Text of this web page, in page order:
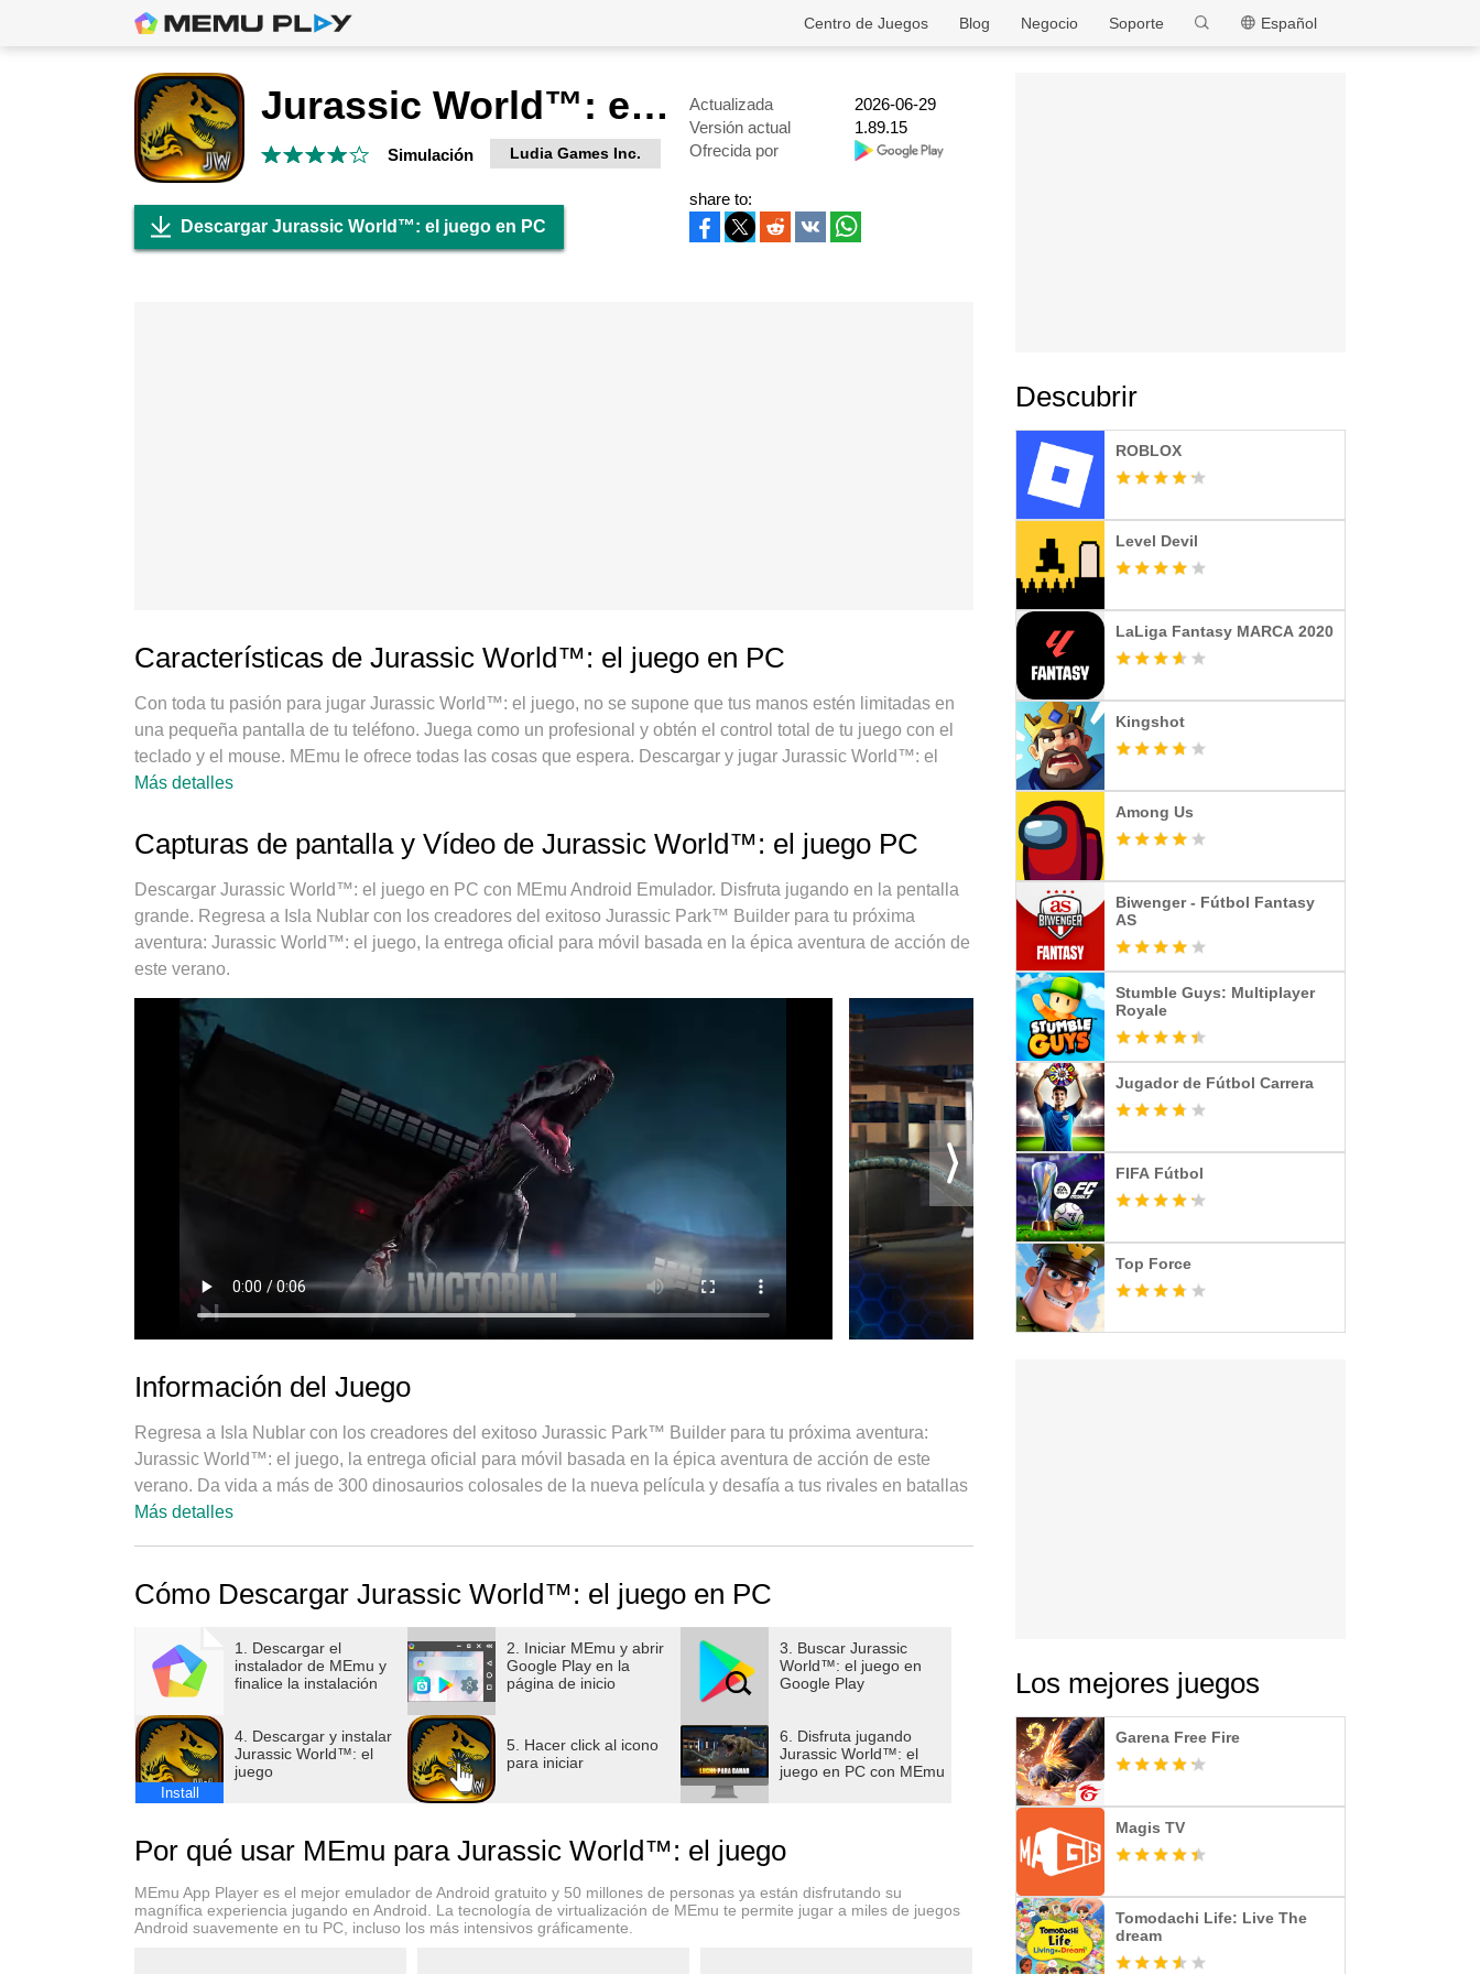
MEmu
Español
Soporte
Negocio
Blog
Centro de Juegos
Jurassic World™: el juego
Simulación Ludia Games Inc.
Actualizada
2026-06-29
Versión actual
1.89.15
Ofrecida por
Descargar Jurassic World™: el juego en PC
share to:
Características de Jurassic World™: el juego en PC
Con toda tu pasión para jugar Jurassic World™: el juego, no se supone que tus manos estén limitadas en
una pequeña pantalla de tu teléfono. Juega como un profesional y obtén el control total de tu juego con el
teclado y el mouse. MEmu le ofrece todas las cosas que espera. Descargar y jugar Jurassic World™: el
juego en PC. Juega todo el tiempo que quieras, sin más limitaciones de batería, datos móviles y llamadas
nuestra experiencia, el exquisito sistema de keymapping preestablecido convierte a Jurassic World™: el
juego en un verdadero juego de PC. Codificado con nuestra absorción, el administrador de instancias
múltiples hace posible jugar 2 o más cuentas en el mismo dispositivo. Y lo más importante, nuestro
exclusivo motor de emulación puede liberar todo el potencial de su PC, hacer que todo sea más fluido. Nos
importa no solo cómo juegas, sino también todo el proceso de disfrutar de la felicidad de los juegos.
Más detalles
Capturas de pantalla y Vídeo de Jurassic World™: el juego PC
Descargar Jurassic World™: el juego en PC con MEmu Android Emulador. Disfruta jugando en la pentalla
grande. Regresa a Isla Nublar con los creadores del exitoso Jurassic Park™ Builder para tu próxima
aventura: Jurassic World™: el juego, la entrega oficial para móvil basada en la épica aventura de acción de
este verano.
Información del Juego
Regresa a Isla Nublar con los creadores del exitoso Jurassic Park™ Builder para tu próxima aventura:
Jurassic World™: el juego, la entrega oficial para móvil basada en la épica aventura de acción de este
verano. Da vida a más de 300 dinosaurios colosales de la nueva película y desafía a tus rivales en batallas
que harán temblar la tierra. Construye el parque temático del mañana en esta experiencia de creación y
Para construir un equipo de campo de batalla ganador tendrás que diseñar el parque más eficiente y
de dinosaurios adquiriendo paquetes de cartas repletos de sorpresas. Únete a Owen, Claire y tus
personajes favoritos de la película ya que, a diario, alimentarás y mejorarás genéticamente a tus
dinosaurios. Ahora que el parque está abierto, ¡es hora de crear tu propio Jurassic World™!
En Jurassic World™: el juego podrás:
- ¡Desafía las leyes de la ciencia a medida que REÚNES, ECLOSIONAS Y EVOLUCIONAS más de 300
- CONSTRUYE Y MEJORA edificios emblemáticos y paisajes exuberantes inspirados en la película.
- ¡INTERACTÚA con los personajes de la película mientras exploras nuevas y emocionantes tramas y
misiones desafiantes!
Más detalles
Cómo Descargar Jurassic World™: el juego en PC
1. Descargar el
instalador de MEmu y
finalice la instalación
2. Iniciar MEmu y abrir
Google Play en la
página de inicio
3. Buscar Jurassic
World™: el juego en
Google Play
Install
4. Descargar y instalar
Jurassic World™: el
juego
5. Hacer click al icono
para iniciar
6. Disfruta jugando
Jurassic World™: el
juego en PC con MEmu
Por qué usar MEmu para Jurassic World™: el juego
MEmu App Player es el mejor emulador de Android gratuito y 50 millones de personas ya están disfrutando su
magnífica experiencia jugando en Android. La tecnología de virtualización de MEmu te permite jugar a miles de juegos
Android suavemente en tu PC, incluso los más intensivos gráficamente.
Descubrir
ROBLOX
Level Devil
LaLiga Fantasy MARCA️ 2020
Kingshot
Among Us
Biwenger - Fútbol Fantasy
AS
Stumble Guys: Multiplayer
Royale
Jugador de Fútbol Carrera
FIFA Fútbol
Top Force
Los mejores juegos
Garena Free Fire
Magis TV
Tomodachi Life: Live The
dream